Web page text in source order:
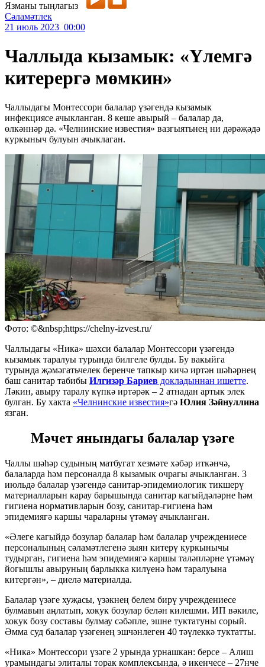
Язманы тыңлагыз
Сәламәтлек
21 июль 2023 00:00
Чаллыда кызамык: «Үлемгә
китерергә мөмкин»
Чаллыдагы Монтессори балалар үзәгендә кызамык
инфекциясе ачыкланган. 8 кеше авырый – балалар да,
өлкәннәр дә. «Челнинские известия» вазгыятьнең ни дәрәҗәдә
куркыныч булуын ачыклаган.
Фото: ©&nbsp;https://chelny-izvest.ru/
Чаллыдагы «Ника» шәхси балалар Монтессори үзәгендә
кызамык таралуы турында билгеле булды. Бу вакыйга
турында җәмәгатьчелек беренче тапкыр кичә иртән шәһәрнең
баш санитар табибы Илгизәр Бариев докладыннан ишетте.
Ләкин, авыру таралу күпкә иртәрәк – 2 атнадан артык элек
булган. Бу хакта «Челнинские известия»гә Юлия Зәйнуллина
язган.
Мәчет янындагы балалар үзәге
Чаллы шәһәр судының матбугат хезмәте хәбәр иткәнчә,
балаларда һәм персоналда 8 кызамык очрагы ачыкланган. 3
июльдә балалар үзәгендә санитар-эпидемиологик тикшерү
материалларын карау барышында санитар кагыйдәләрне һәм
гигиена нормативларын бозу, санитар-гигиена һәм
эпидемиягә каршы чараларны үтәмәү ачыкланган.
«Әлеге кагыйдә бозулар балалар һәм балалар учреждениесе
персоналының сәламәтлегенә зыян китерү куркынычы
тудырган, гигиена һәм эпидемиягә каршы таләпләрне үтәмәү
йогышлы авыруның барлыкка килүенә һәм таралуына
китергән», – диелә материалда.
Балалар үзәге хуҗасы, үзәкнең белем бирү учреждениесе
булмавын аңлатып, хокук бозулар белән килешми. ИП вәкиле,
хокук бозу составы булмау сәбәпле, эшне туктатуны сорый.
Әмма суд балалар үзәгенең эшчәнлеген 40 тәүлеккә туктатты.
«Ника» Монтессори үзәге 2 урында урнашкан: берсе – Алиш
урамындагы элиталы торак комплексында, ә икенчесе – 27нче